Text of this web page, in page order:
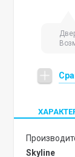
Skyline